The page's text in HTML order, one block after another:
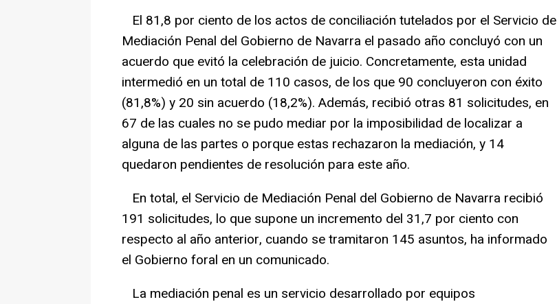
El 81,8 por ciento de los actos de conciliación tutelados por el Servicio de
Mediación Penal del Gobierno de Navarra el pasado año concluyó con un
acuerdo que evitó la celebración de juicio. Concretamente, esta unidad
intermedió en un total de 110 casos, de los que 90 concluyeron con éxito
(81,8%) y 20 sin acuerdo (18,2%). Además, recibió otras 81 solicitudes, en
67 de las cuales no se pudo mediar por la imposibilidad de localizar a
alguna de las partes o porque estas rechazaron la mediación, y 14
quedaron pendientes de resolución para este año.
En total, el Servicio de Mediación Penal del Gobierno de Navarra recibió
191 solicitudes, lo que supone un incremento del 31,7 por ciento con
respecto al año anterior, cuando se tramitaron 145 asuntos, ha informado
el Gobierno foral en un comunicado.
La mediación penal es un servicio desarrollado por equipos